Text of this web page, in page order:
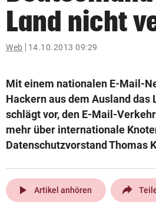
search
Suchbegriff
eingeben
© Krone Multimedia GmbH & Co KG
Muthgasse 2, 1190 Wien
Land nicht
Web 14.10.2013 09:29
Mit einem nationalen E-Mail-
Hackern aus dem Ausland das
schlägt vor, den E-Mail-
mehr über internationale
Datenschutzvorstand Thomas
play_arrow Artikel anhören